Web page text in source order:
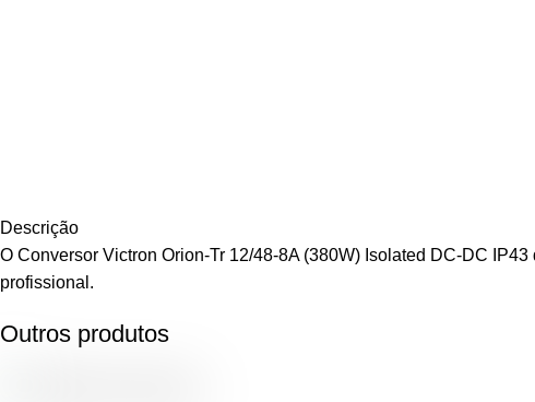
Descrição
O Conversor Victron Orion-Tr 12/48-8A (380W) Isolated DC-DC
profissional.
Outros produtos